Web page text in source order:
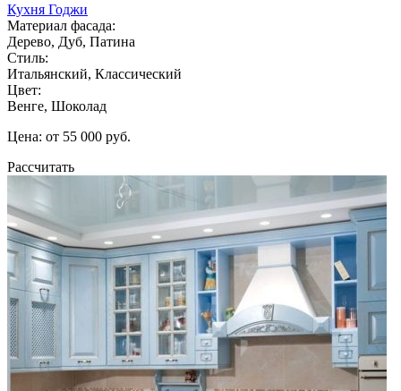
Кухня Годжи
Материал фасада:
Дерево, Дуб, Патина
Стиль:
Итальянский, Классический
Цвет:
Венге, Шоколад
Цена: от 55 000 руб.
Рассчитать